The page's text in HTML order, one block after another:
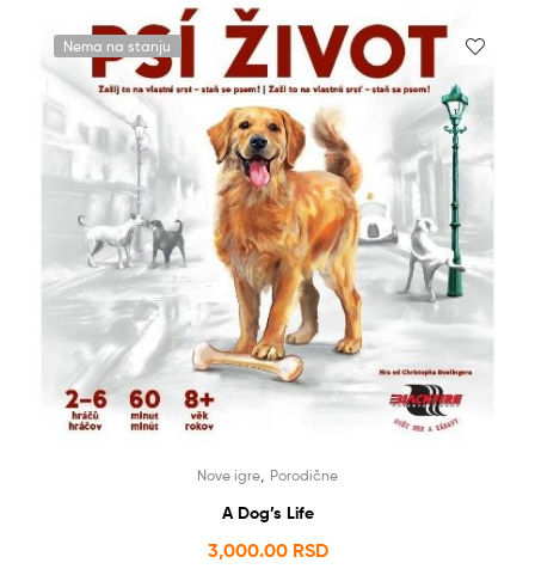
Nema na stanju
Nove igre Porodične
A Dog’s Life
3,000.00 RSD